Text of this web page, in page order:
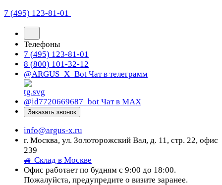
7 (495) 123-81-01
Телефоны
7 (495) 123-81-01
8 (800) 101-32-12
@ARGUS_X_Bot Чат в телеграмм
@id7720669687_bot Чат в МАХ
Заказать звонок
info@argus-x.ru
г. Москва, ул. Золоторожский Вал, д. 11, стр. 22, офис
239
🚙 Склад в Москве
Офис работает по будням с 9:00 до 18:00.
Пожалуйста, предупредите о визите заранее.